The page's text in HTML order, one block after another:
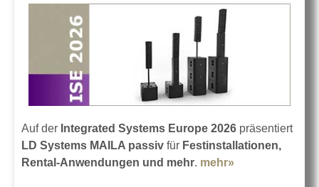
Auf der Integrated Systems Europe 2026 präsentiert
LD Systems MAILA passiv für Festinstallationen,
Rental-Anwendungen und mehr. mehr»